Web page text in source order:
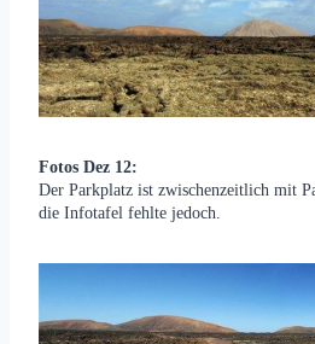
Fotos Dez 12:
Der Parkplatz ist zwischenzeitlich mit
die Infotafel fehlte jedoch.